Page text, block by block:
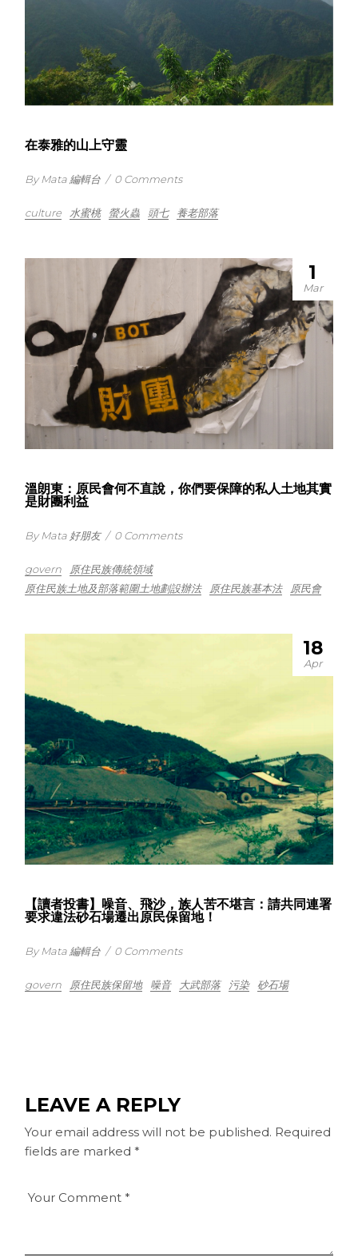
在泰雅的山上守靈
By Mata 編輯台 / 0 Comments
culture 水蜜桃 螢火蟲 頭七 養老部落
1
Mar
溫朗東：原民會何不直說，你們要保障的私人土地其實
是財團利益
By Mata 好朋友 / 0 Comments
govern
原住民族傳統領域
原住民族土地及部落範圍土地劃設辦法
原住民族基本法 原民會
18
Apr
【讀者投書】噪音、飛沙，族人苦不堪言：請共同連署
要求違法砂石場遷出原民保留地！
By Mata 編輯台 / 0 Comments
govern 原住民族保留地 噪音 大武部落 污染 砂石場
LEAVE A REPLY
Your email address will not be published. Required
fields are marked *